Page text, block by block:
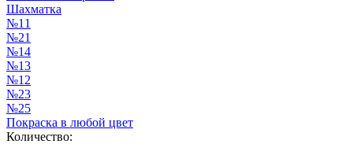
Шахматка
№11
№21
№14
№13
№12
№23
№25
Покраска в любой цвет
Количество: